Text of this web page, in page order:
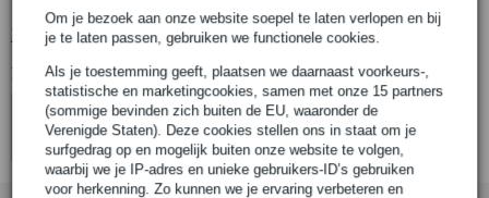
Om je bezoek aan onze website soepel te laten verlopen en bij
je te laten passen, gebruiken we functionele cookies.
Als je toestemming geeft, plaatsen we daarnaast voorkeurs-,
statistische en marketingcookies, samen met onze 15 partners
(sommige bevinden zich buiten de EU, waaronder de
Verenigde Staten). Deze cookies stellen ons in staat om je
surfgedrag op en mogelijk buiten onze website te volgen,
waarbij we je IP-adres en unieke gebruikers-ID’s gebruiken
voor herkenning. Zo kunnen we je ervaring verbeteren en
Bekijk alle productspecificaties
Bekijk ook eens (4)